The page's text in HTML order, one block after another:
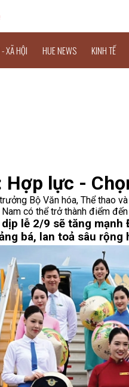
XÃ HỘI HUE NEWS KINH TẾ
Hợp lực -
Bộ Văn hóa, Thể thao
có thể trở thành điểm
lễ 2/9 sẽ tăng mạnh
bá, lan toả sâu rộng